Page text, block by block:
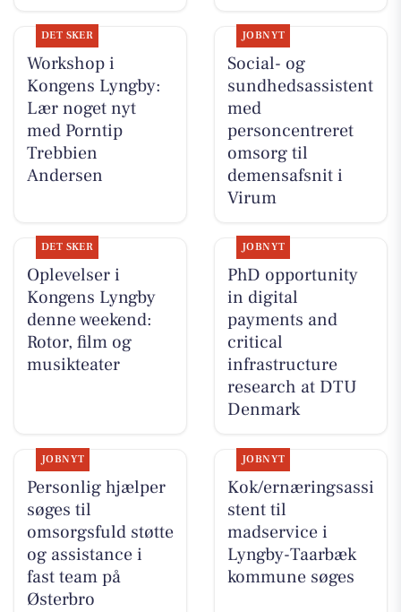
DET SKER
Workshop i
Kongens Lyngby:
Lær noget nyt
med Porntip
Trebbien
Andersen
JOBNYT
Social- og
sundhedsassistent
med
personcentreret
omsorg til
demensafsnit i
Virum
DET SKER
Oplevelser i
Kongens Lyngby
denne weekend:
Rotor, film og
musikteater
JOBNYT
PhD opportunity
in digital
payments and
critical
infrastructure
research at DTU
Denmark
JOBNYT
Personlig hjælper
søges til
omsorgsfuld støtte
og assistance i
fast team på
Østerbro
JOBNYT
Kok/ernæringsassi
stent til
madservice i
Lyngby-Taarbæk
kommune søges